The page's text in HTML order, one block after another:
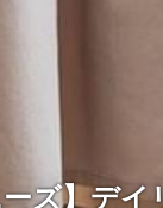
ズ】デイ